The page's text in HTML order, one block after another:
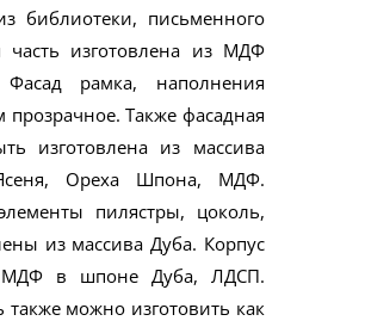
библиотеки, письменного
часть изготовлена из МДФ
рамка, наполнения
прозрачное. Также фасадная
изготовлена из массива
Ореха Шпона, МДФ.
пилястры, цоколь,
из массива Дуба. Корпус
МДФ в шпоне Дуба, ЛДСП.
также можно изготовить как